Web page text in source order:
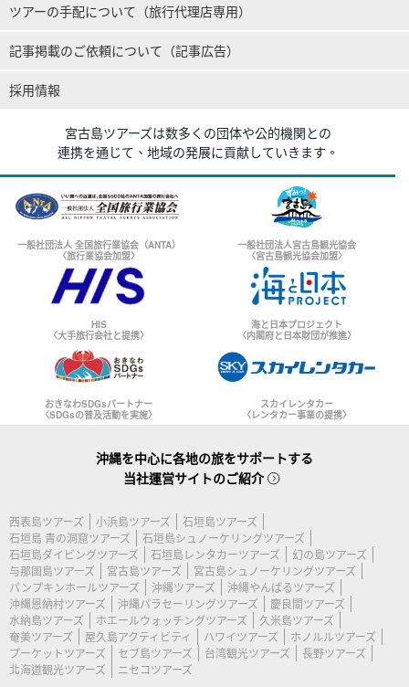
ツアーの手配について（旅行代理店専用）
記事掲載のご依頼について（記事広告）
採用情報
宮古島ツアーズは数多くの団体や公的機関との
連携を通じて、地域の発展に貢献していきます。
一般社団法人 全国旅行業協会（ANTA）
〈旅行業協会加盟〉
一般社団法人宮古島観光協会
〈宮古島観光協会加盟〉
HIS
〈大手旅行会社と提携〉
海と日本プロジェクト
〈内閣府と日本財団が推進〉
おきなわSDGsパートナー
〈SDGsの普及活動を実施〉
スカイレンタカー
〈レンタカー事業の提携〉
沖縄を中心に各地の旅をサポートする
当社運営サイトのご紹介
西表島ツアーズ 小浜島ツアーズ
石垣島ツアーズ
石垣島 青の洞窟ツアーズ
石垣島シュノーケリングツアーズ
石垣島ダイビングツアーズ
石垣島レンタカーツアーズ
幻の島ツアーズ
与那国島ツアーズ
宮古島ツアーズ
宮古島シュノーケリングツアーズ
パンプキンホールツアーズ
沖縄ツアーズ
沖縄やんばるツアーズ
沖縄恩納村ツアーズ
沖縄パラセーリングツアーズ
慶良間ツアーズ
水納島ツアーズ
ホエールウォッチングツアーズ
久米島ツアーズ
奄美ツアーズ
屋久島アクティビティ ハワイツアーズ
ホノルルツアーズ
プーケットツアーズ
セブ島ツアーズ 台湾観光ツアーズ
長野ツアーズ
北海道観光ツアーズ
ニセコツアーズ